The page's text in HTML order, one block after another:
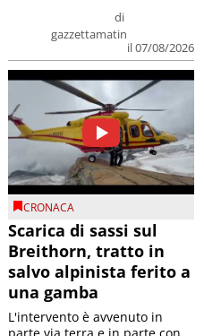
di
gazzettamatin
il 07/08/2026
CRONACA
Scarica di sassi sul
Breithorn, tratto in
salvo alpinista ferito a
una gamba
L'intervento è avvenuto in